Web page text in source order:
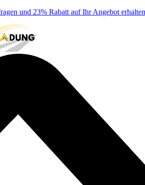
und 23% Rabatt auf Ihr Angebot